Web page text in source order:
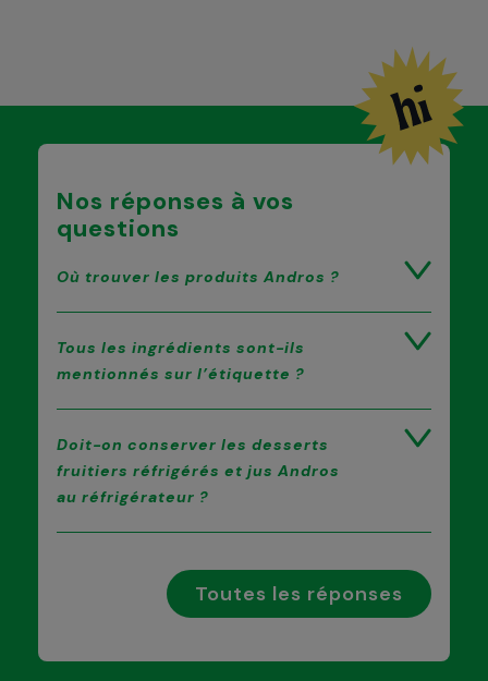
Nos réponses à vos
questions
Où trouver les produits Andros ?
Tous les ingrédients sont-ils
mentionnés sur l’étiquette ?
Doit-on conserver les desserts
fruitiers réfrigérés et jus Andros
au réfrigérateur ?
Toutes les réponses